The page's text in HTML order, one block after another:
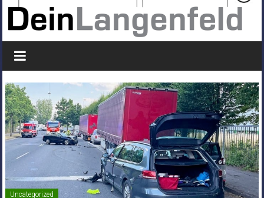
Uncategorized